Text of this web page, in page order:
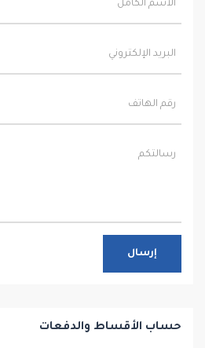
إرسال
حساب الأقساط والدفعات